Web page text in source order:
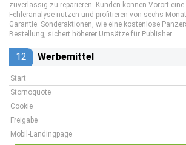
zuverlässig zu reparieren. Kunden können Vorort
Fehleranalyse nutzen und profitieren von sechs
Garantie. Sonderaktionen, wie eine kostenlose
Bestellung, sichert höherer Umsätze für Publisher.
12 Werbemittel
Start
Stornoquote
Cookie
Freigabe
Mobil-Landingpage